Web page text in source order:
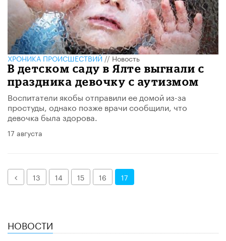
ХРОНИКА ПРОИСШЕСТВИЙ//Новость
В детском саду в Ялте выгнали с
праздника девочку с аутизмом
Воспитатели якобы отправили ее домой из-за
простуды, однако позже врачи сообщили, что
девочка была здорова.
17 августа
Назад13 14 15 16 17
НОВОСТИ